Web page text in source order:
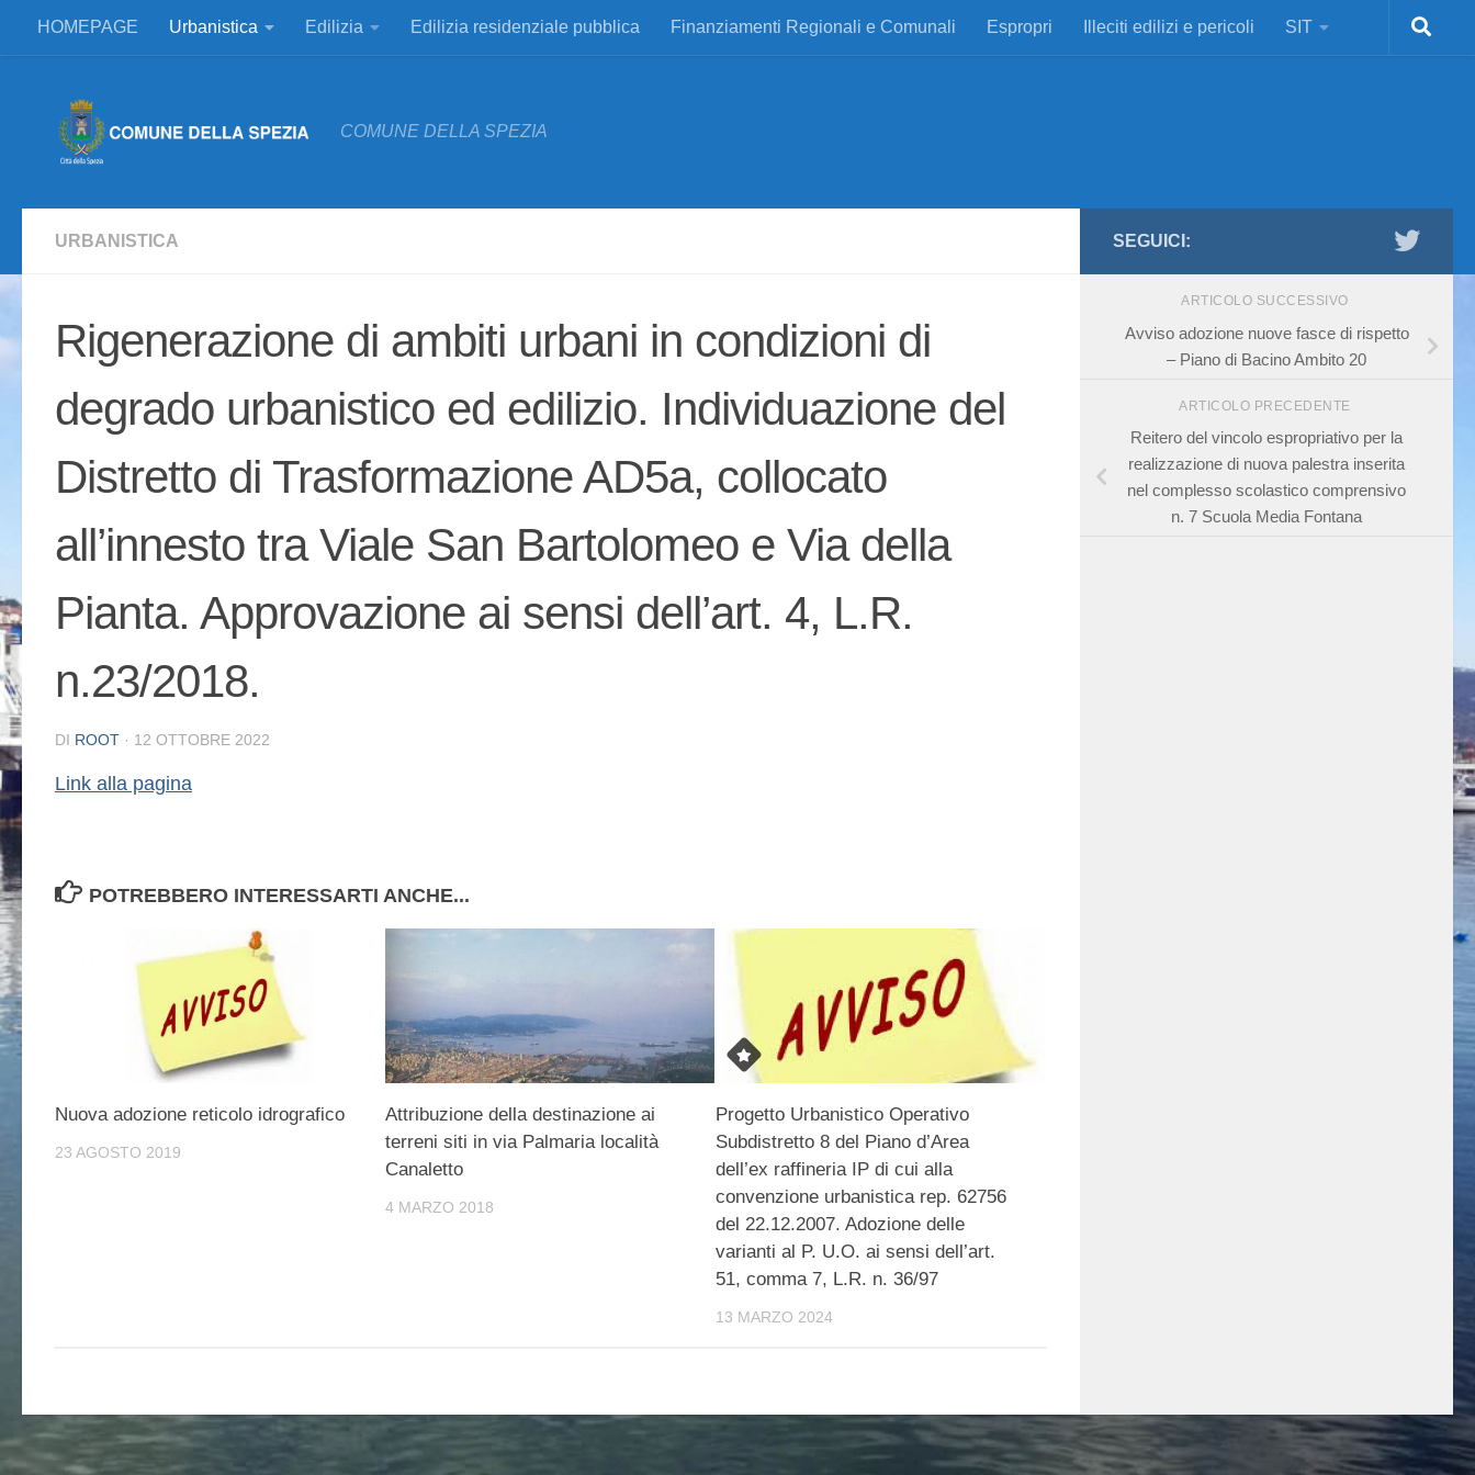
Salta al contenuto
HOMEPAGE Urbanistica Edilizia Edilizia residenziale pubblica Finanziamenti Regionali e Comunali Espropri Illeciti edilizi e pericoli SIT
COMUNE DELLA SPEZIA
URBANISTICA
Rigenerazione di ambiti urbani in condizioni di
degrado urbanistico ed edilizio. Individuazione del
Distretto di Trasformazione AD5a, collocato
all’innesto tra Viale San Bartolomeo e Via della
Pianta. Approvazione ai sensi dell’art. 4, L.R.
n.23/2018.
DI ROOT · 12 OTTOBRE 2022
Link alla pagina
POTREBBERO INTERESSARTI ANCHE...
Nuova adozione reticolo idrografico
23 AGOSTO 2019
Attribuzione della destinazione ai
terreni siti in via Palmaria località
Canaletto
4 MARZO 2018
Progetto Urbanistico Operativo
Subdistretto 8 del Piano d’Area
dell’ex raffineria IP di cui alla
convenzione urbanistica rep. 62756
del 22.12.2007. Adozione delle
varianti al P. U.O. ai sensi dell’art.
51, comma 7, L.R. n. 36/97
13 MARZO 2024
SEGUICI:
ARTICOLO SUCCESSIVO
Avviso adozione nuove fasce di rispetto
– Piano di Bacino Ambito 20
ARTICOLO PRECEDENTE
Reitero del vincolo espropriativo per la
realizzazione di nuova palestra inserita
nel complesso scolastico comprensivo
n. 7 Scuola Media Fontana